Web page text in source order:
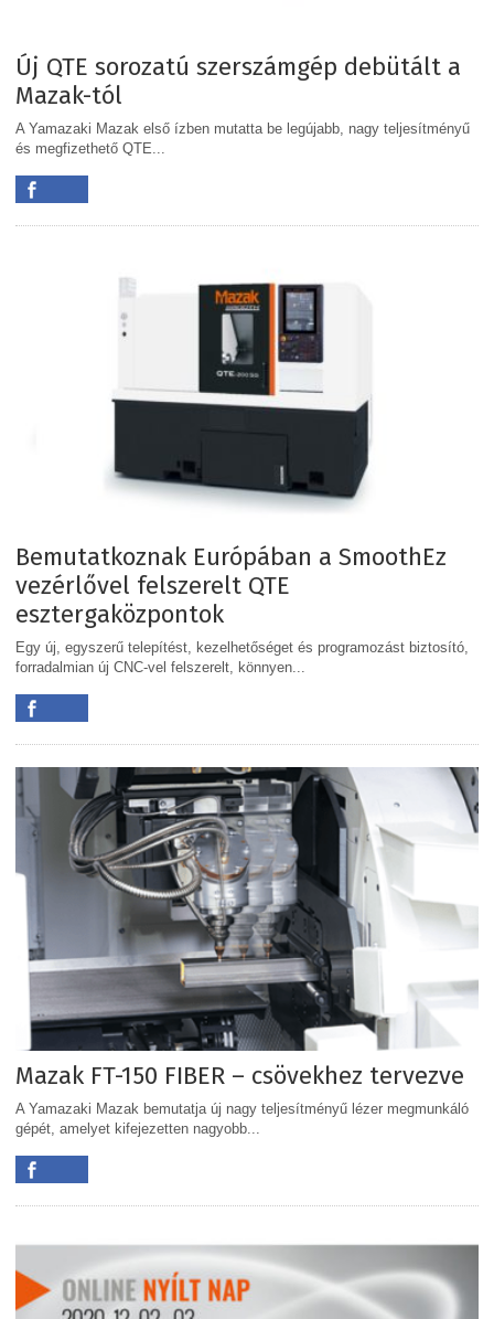
Új QTE sorozatú szerszámgép debütált a
Mazak-tól
A Yamazaki Mazak első ízben mutatta be legújabb, nagy teljesítményű
és megfizethető QTE...
Bemutatkoznak Európában a SmoothEz
vezérlővel felszerelt QTE
esztergaközpontok
Egy új, egyszerű telepítést, kezelhetőséget és programozást biztosító,
forradalmian új CNC-vel felszerelt, könnyen...
Mazak FT-150 FIBER – csövekhez tervezve
A Yamazaki Mazak bemutatja új nagy teljesítményű lézer megmunkáló
gépét, amelyet kifejezetten nagyobb...